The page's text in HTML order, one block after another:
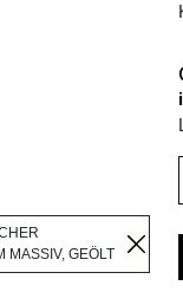
MASSIV, GEÖLT